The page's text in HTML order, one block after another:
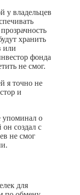
у владельцев
хранить
или
фонда
не смог.
я точно не
и
упоминал о
создал с
не смог
для